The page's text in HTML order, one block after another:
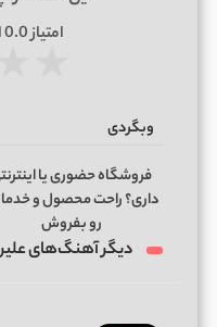
امتیاز0.0
وبگردی
فروشگاه حضوری یا
داری؟ راحت محصول و
رو بفروش
دیگر آهنگ‌های